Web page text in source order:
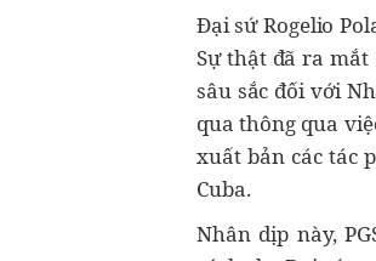
Đại sứ Rogelio
Sự thật đã ra
sâu sắc đối với
qua thông qua
xuất bản các tác
Cuba.
Nhân dịp này,